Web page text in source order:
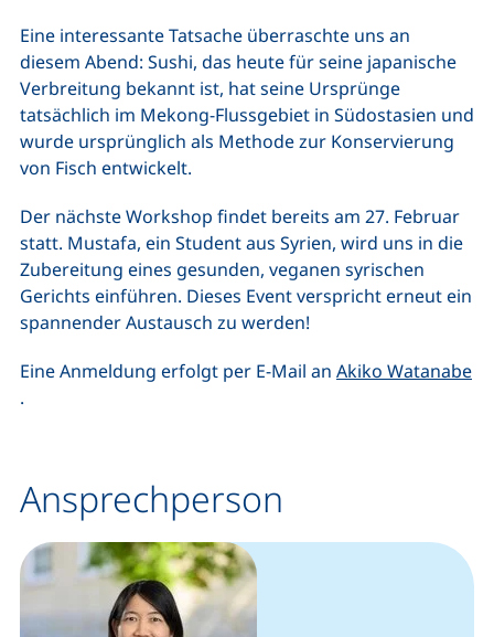
Eine interessante Tatsache überraschte uns an
diesem Abend: Sushi, das heute für seine japanische
Verbreitung bekannt ist, hat seine Ursprünge
tatsächlich im Mekong-Flussgebiet in Südostasien und
wurde ursprünglich als Methode zur Konservierung
von Fisch entwickelt.
Der nächste Workshop findet bereits am 27. Februar
statt. Mustafa, ein Student aus Syrien, wird uns in die
Zubereitung eines gesunden, veganen syrischen
Gerichts einführen. Dieses Event verspricht erneut ein
spannender Austausch zu werden!
Eine Anmeldung erfolgt per E-Mail an Akiko Watanabe
(öffnet Ihr E-Mail-Programm)
.
Ansprechperson